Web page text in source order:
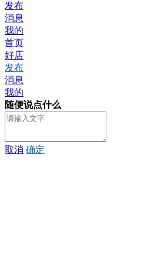
发布
消息
我的
首页
好店
发布
消息
我的
随便说点什么
取消 确定